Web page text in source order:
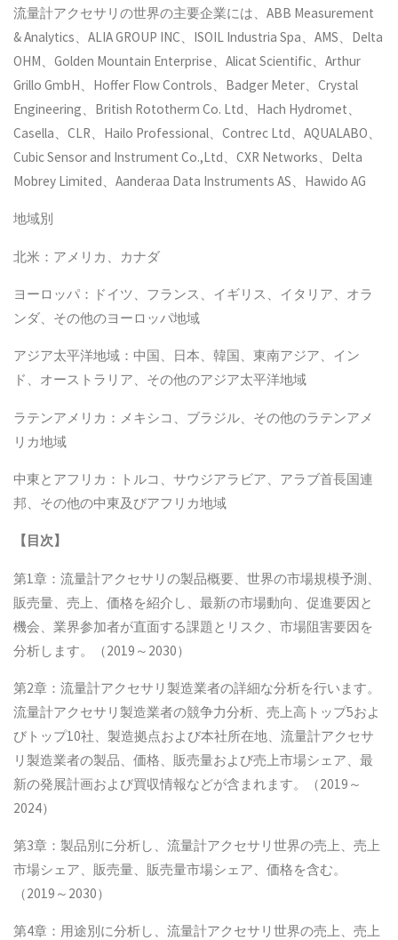
流量計アクセサリの世界の主要企業には、ABB Measurement
& Analytics、ALIA GROUP INC、ISOIL Industria Spa、AMS、Delta
OHM、Golden Mountain Enterprise、Alicat Scientific、Arthur
Grillo GmbH、Hoffer Flow Controls、Badger Meter、Crystal
Engineering、British Rototherm Co. Ltd、Hach Hydromet、
Casella、CLR、Hailo Professional、Contrec Ltd、AQUALABO、
Cubic Sensor and Instrument Co.,Ltd、CXR Networks、Delta
Mobrey Limited、Aanderaa Data Instruments AS、Hawido AG
地域別
北米：アメリカ、カナダ
ヨーロッパ：ドイツ、フランス、イギリス、イタリア、オラ
ンダ、その他のヨーロッパ地域
アジア太平洋地域：中国、日本、韓国、東南アジア、イン
ド、オーストラリア、その他のアジア太平洋地域
ラテンアメリカ：メキシコ、ブラジル、その他のラテンアメ
リカ地域
中東とアフリカ：トルコ、サウジアラビア、アラブ首長国連
邦、その他の中東及びアフリカ地域
【 目次】
第1章：流量計アクセサリの製品概要、世界の市場規模予測、
販売量、売上、価格を紹介し、最新の市場動向、促進要因と
機会、業界参加者が直面する課題とリスク、市場阻害要因を
分析します。（2019～2030）
第2章：流量計アクセサリ製造業者の詳細な分析を行います。
流量計アクセサリ製造業者の競争力分析、売上高トップ5およ
びトップ10社、製造拠点および本社所在地、流量計アクセサ
リ製造業者の製品、価格、販売量および売上市場シェア、最
新の発展計画および買収情報などが含まれます。（2019～
2024）
第3章：製品別に分析し、流量計アクセサリ世界の売上、売上
市場シェア、販売量、販売量市場シェア、価格を含む。
（2019～2030）
第4章：用途別に分析し、流量計アクセサリ世界の売上、売上